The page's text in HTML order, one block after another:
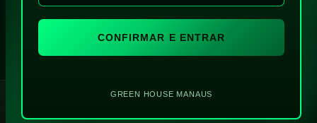
CONFIRMAR E ENTRAR
GREEN HOUSE MANAUS